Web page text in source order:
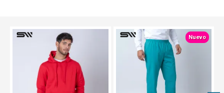
TEXTTRANSPARENTE Nuevo
TEXTTRANSPARENTE